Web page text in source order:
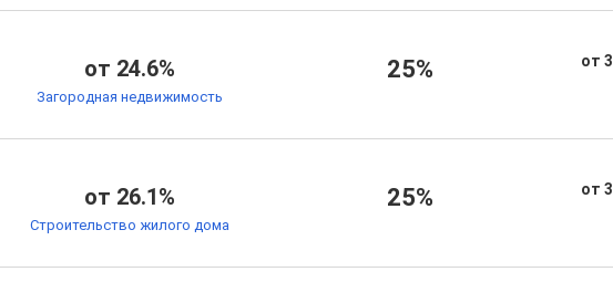
от 24.6%
Загородная недвижимость
25% от
от 26.1%
Строительство жилого дома
25% от